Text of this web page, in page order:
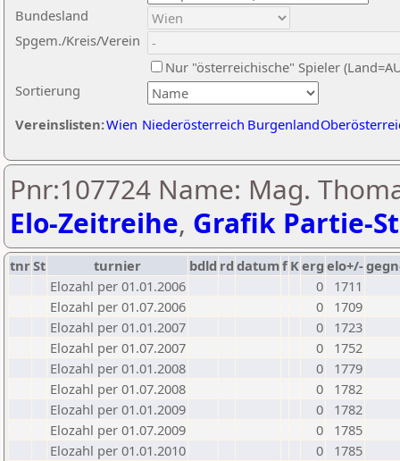
Sortierung
Bundesland
Spgem./Kreis/Verein
Nur "österreichische" Spieler
Vereinslisten:Wien Niederösterreich Burgenland
Pnr:107724 Name: Mag.
Elo-Zeitreihe, Grafik Partie-
tnrSt turnier bdld rd datumf Kerg elo+/-
Elozahl per 01.01.2006
0
1711
Elozahl per 01.07.2006
0
1709
Elozahl per 01.01.2007
0
1723
Elozahl per 01.07.2007
0
1752
Elozahl per 01.01.2008
0
1779
Elozahl per 01.07.2008
0
1782
Elozahl per 01.01.2009
0
1782
Elozahl per 01.07.2009
0
1785
Elozahl per 01.01.2010
0
1785